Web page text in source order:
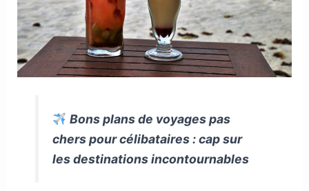
Bons plans de voyages pas
chers pour célibataires : cap sur
les destinations incontournables